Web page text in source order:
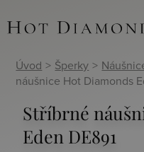
Úvod > Šperky >
náušnice Hot Diamonds
Stříbrné
Eden DE891